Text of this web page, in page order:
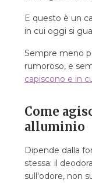
E questo è un
in cui oggi si
Sempre meno
rumoroso, e
capiscono e in
Come
alluminio
Dipende dalla
stessa: il
sull'odore, non